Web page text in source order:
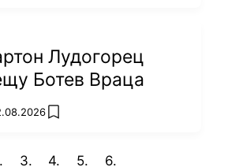
Лудогорец
Ботев Враца
add favorites